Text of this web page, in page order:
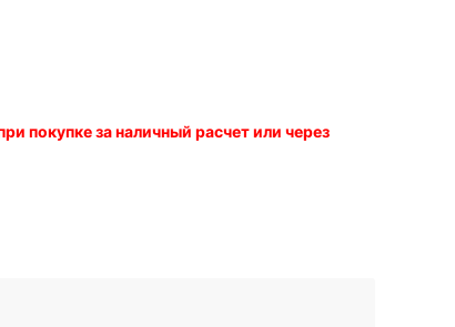
покупке за наличный расчет или через